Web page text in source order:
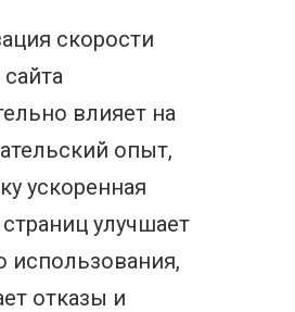
скорости
сайта
влияет на
опыт,
ускоренная
страниц улучшает
использования,
отказы и